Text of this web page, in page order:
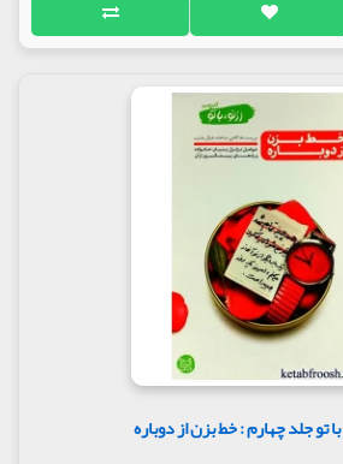
تو جلد چهارم : خط بزن از دوباره